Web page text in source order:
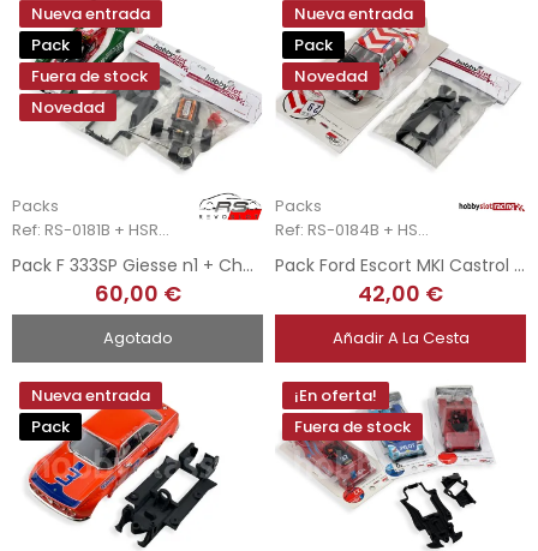
Nueva entrada
Pack
Fuera de stock
Novedad
Packs
Ref: RS-0181B + HSR-2205
Pack F 333SP Giesse n1 + Chasis 3DP + Upgrade Kit Mecánica Completa
60,00 €
Agotado
Nueva entrada
Pack
Novedad
Packs
Ref: RS-0184B + HSR-2360
Pack Ford Escort MKI Castrol + Chasis 3DP HSR
42,00 €
Añadir A La Cesta
Nueva entrada
Pack
¡En oferta!
Fuera de stock